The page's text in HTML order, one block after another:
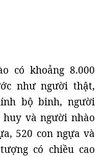
có khoảng 8.000
như người thật,
bộ binh, người
và người nhào
520 con ngựa và
có chiều cao